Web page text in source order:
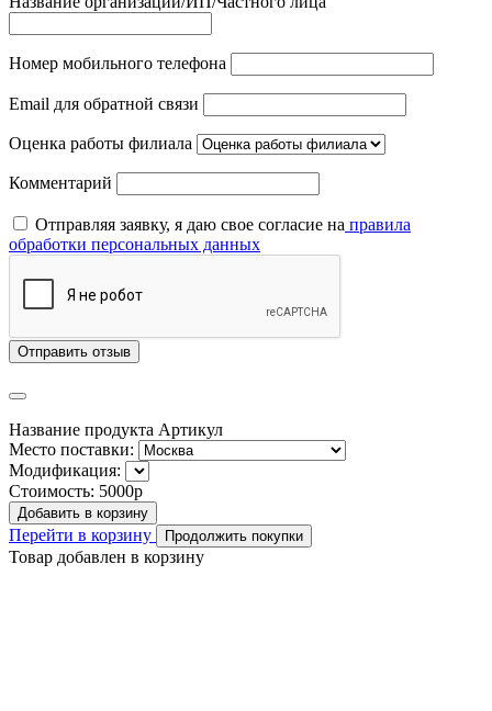
Номер мобильного телефона
Email для обратной связи
Оценка работы филиала
Комментарий
Отправляя заявку, я даю свое согласие на правила
обработки персональных данных
Отправить отзыв
Название продукта Артикул
Место поставки:
Модификация:
Стоимость: 5000р
Добавить в корзину
Перейти в корзину Продолжить покупки
Товар добавлен в корзину